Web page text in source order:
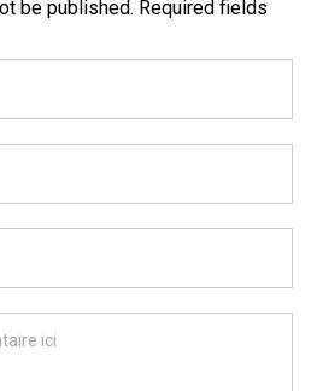
be published. Required fields